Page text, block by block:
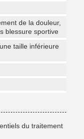
de la douleur,
blessure sportive
taille inférieure
du traitement